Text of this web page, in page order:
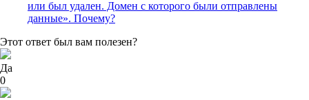
или был удален. Домен с которого были отправлены
данные». Почему?
Этот ответ был вам полезен?
Да
0